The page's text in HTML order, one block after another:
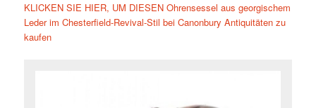
KLICKEN SIE HIER, UM DIESEN Ohrensessel aus georgischem
Leder im Chesterfield-Revival-Stil bei Canonbury Antiquitäten zu
kaufen